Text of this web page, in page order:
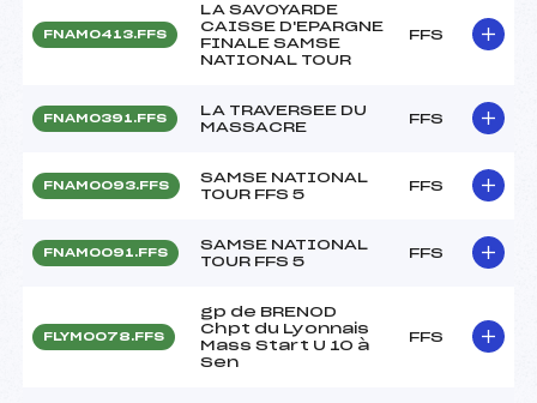
FNAM0413.FFS
LA SAVOYARDE
CAISSE D'EPARGNE
FINALE SAMSE
NATIONAL TOUR
FFS
FNAM0391.FFS
LA TRAVERSEE DU
MASSACRE
FFS
FNAM0093.FFS
SAMSE NATIONAL
TOUR FFS 5
FFS
FNAM0091.FFS
SAMSE NATIONAL
TOUR FFS 5
FFS
FLYM0078.FFS
gp de BRENOD
Chpt du Lyonnais
Mass Start U 10 à
Sen
FFS